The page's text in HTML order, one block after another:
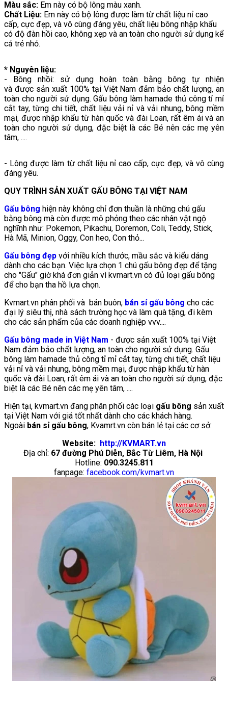
Màu sắc: Em này có bộ lông màu xanh.
Chất Liệu: Em này có bộ lông được làm từ chất liệu nỉ cao
cấp, cực đẹp, và vô cùng đáng yêu, chất liệu bông nhập khẩu
có độ đàn hồi cao, không xẹp và an toàn cho người sử dụng kể
cả trẻ nhỏ.
* Nguyên liệu:
- Bông nhồi: sử dụng hoàn toàn bằng bông tự nhiện
và được sản xuất 100% tại Việt Nam đảm bảo chất lượng, an
toàn cho người sử dụng. Gấu bông làm hamade thủ công tỉ mỉ
cắt tay, từng chi tiết, chất liệu vải nỉ và vải nhung, bông mềm
mại, được nhập khẩu từ hàn quốc và đài Loan, rất êm ái và an
toàn cho người sử dụng, đặc biệt là các Bé nên các mẹ yên
tâm, ....
- Lông được làm từ chất liệu nỉ cao cấp, cực đẹp, và vô cùng
đáng yêu.
QUY TRÌNH SẢN XUẤT GẤU BÔNG TẠI VIỆT NAM
Gấu bông hiện này không chỉ đơn thuần là những chú gấu
bằng bông mà còn được mô phỏng theo các nhân vật ngộ
nghĩnh như: Pokemon, Pikachu, Doremon, Coli, Teddy, Stick,
Hà Mã, Minion, Oggy, Con heo, Con thỏ...
Gấu bông đẹp với nhiều kích thước, mầu sắc và kiểu dáng
dành cho các bạn. Việc lựa chọn 1 chú gấu bông đẹp để tặng
cho "Gấu" giờ khá đơn giản vì kvmart.vn có đủ loại gấu bông
để cho bạn tha hồ lựa chọn.
Kvmart.vn phân phối và bán buôn, bán sỉ gấu bông cho các
đại lý siêu thị, nhà sách trường học và làm quà tặng, đi kèm
cho các sản phẩm của các doanh nghiệp vvv....
Gấu bông made in Việt Nam - được sản xuất 100% tại Việt
Nam đảm bảo chất lượng, an toàn cho người sử dụng. Gấu
bông làm hamade thủ công tỉ mỉ cắt tay, từng chi tiết, chất liệu
vải nỉ và vải nhung, bông mềm mại, được nhập khẩu từ hàn
quốc và đài Loan, rất êm ái và an toàn cho người sử dụng, đặc
biệt là các Bé nên các mẹ yên tâm, ....
Hiện tại, kvmart.vn đang phân phối các loại gấu bông sản xuất
tại Việt Nam với giá tốt nhất dành cho các khách hàng.
Ngoài bán sỉ gấu bông, Kvamrt.vn còn bán lẻ tại các cơ sở:
Website: http://KVMART.vn
Địa chỉ: 67 đường Phú Diễn, Bắc Từ Liêm, Hà Nội
Hotline: 090.3245.811
fanpage: facebook.com/kvmart.vn